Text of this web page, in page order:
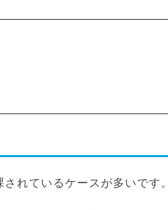
れているケースが多いです。